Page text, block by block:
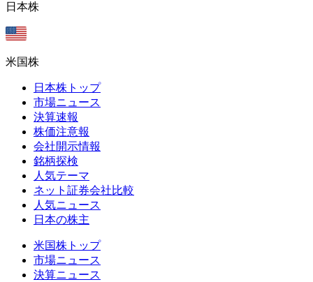
日本株
米国株
日本株トップ
市場ニュース
決算速報
株価注意報
会社開示情報
銘柄探検
人気テーマ
ネット証券会社比較
人気ニュース
日本の株主
米国株トップ
市場ニュース
決算ニュース